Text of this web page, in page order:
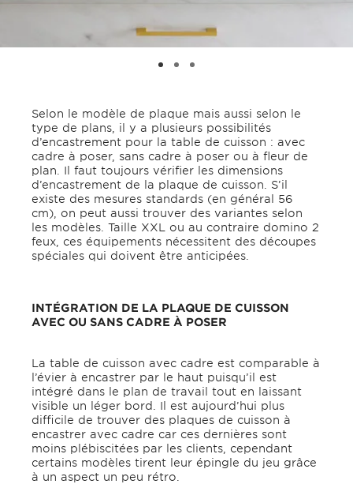
Selon le modèle de plaque mais aussi selon le
type de plans, il y a plusieurs possibilités
d’encastrement pour la table de cuisson : avec
cadre à poser, sans cadre à poser ou à fleur de
plan. Il faut toujours vérifier les dimensions
d’encastrement de la plaque de cuisson. S’il
existe des mesures standards (en général 56
cm), on peut aussi trouver des variantes selon
les modèles. Taille XXL ou au contraire domino 2
feux, ces équipements nécessitent des découpes
spéciales qui doivent être anticipées.
INTÉGRATION DE LA PLAQUE DE CUISSON
AVEC OU SANS CADRE À POSER
La table de cuisson avec cadre est comparable à
l’évier à encastrer par le haut puisqu’il est
intégré dans le plan de travail tout en laissant
visible un léger bord. Il est aujourd’hui plus
difficile de trouver des plaques de cuisson à
encastrer avec cadre car ces dernières sont
moins plébiscitées par les clients, cependant
certains modèles tirent leur épingle du jeu grâce
à un aspect un peu rétro.